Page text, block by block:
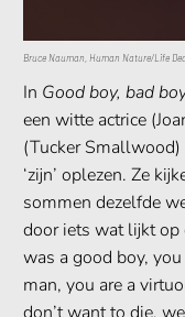
Bruce Nauman, Human Nature/Life
In Good boy, bad
een witte actrice
(Tucker
‘zijn’ oplezen. Ze
sommen dezelfde
door iets wat lijkt op
was a good boy,
man, you are a